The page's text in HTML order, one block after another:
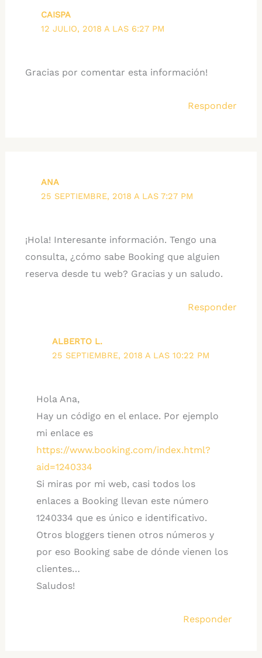
CAISPA
12 JULIO, 2018 A LAS 6:27 PM
Gracias por comentar esta información!
Responder
ANA
25 SEPTIEMBRE, 2018 A LAS 7:27 PM
¡Hola! Interesante información. Tengo una
consulta, ¿cómo sabe Booking que alguien
reserva desde tu web? Gracias y un saludo.
Responder
ALBERTO L.
25 SEPTIEMBRE, 2018 A LAS 10:22 PM
Hola Ana,
Hay un código en el enlace. Por ejemplo
mi enlace es
https://www.booking.com/index.html?
aid=1240334
Si miras por mi web, casi todos los
enlaces a Booking llevan este número
1240334 que es único e identificativo.
Otros bloggers tienen otros números y
por eso Booking sabe de dónde vienen los
clientes…
Saludos!
Responder